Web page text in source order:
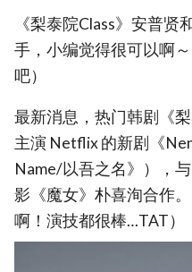
《梨泰院Class》安普
手，小编觉得很可以啊
吧）
最新消息，热门韩剧《
主演 Netflix 的新剧《
Name/以吾之名》），
影《魔女》朴喜洵合作
啊！演技都很棒…TAT）